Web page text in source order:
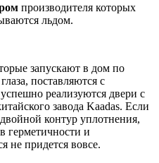
производителя которых
льдом.
запускают в дом по
поставляются с
реализуются двери с
завода Kaadas. Если
контур уплотнения,
герметичности и
не придется вовсе.